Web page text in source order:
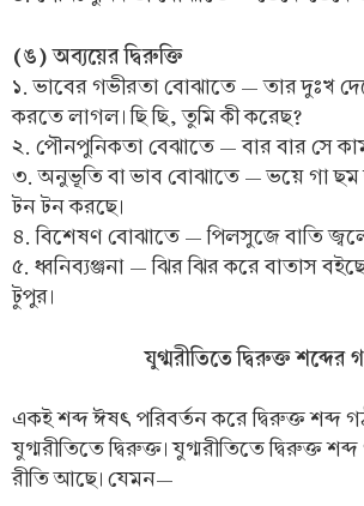
(ঙ) অব্যয়ের দ্বিরুক্তি
১. ভাবের গভীরতা বোঝাতে — তার দুঃখ
করতে লাগল। ছি ছি, তুমি কী করেছ?
২. পৌনপুনিকতা বেঝাতে — বার বার সে
৩. অনুভূতি বা ভাব বোঝাতে — ভয়ে গা ছম
টন টন করছে।
৪. বিশেষণ বোঝাতে — পিলসুজে বাতি জ্বলে
৫. ধ্বনিব্যঞ্জনা — ঝির ঝির করে বাতাস
টুপুর।
যুগ্মরীতিতে দ্বিরুক্ত শব্দের
একই শব্দ ঈষৎ পরিবর্তন করে দ্বিরুক্ত শব্দ
যুগ্মরীতিতে দ্বিরুক্ত। যুগ্মরীতিতে দ্বিরুক্ত
রীতি আছে। যেমন—